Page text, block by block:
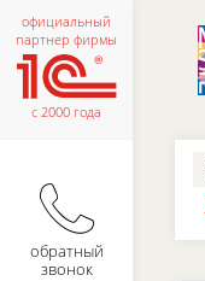
официальный
партнер фирмы
с 2000 года
обратный
звонок